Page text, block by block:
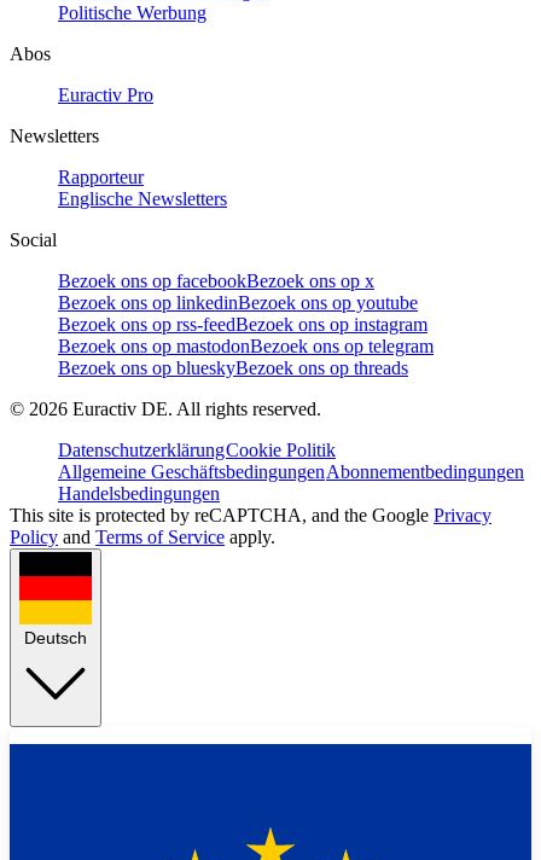
Politische Werbung
Abos
Euractiv Pro
Newsletters
Rapporteur
Englische Newsletters
Social
Bezoek ons op facebookBezoek ons op x
Bezoek ons op linkedinBezoek ons op youtube
Bezoek ons op rss-feedBezoek ons op instagram
Bezoek ons op mastodonBezoek ons op telegram
Bezoek ons op blueskyBezoek ons op threads
© 2026 Euractiv DE. All rights reserved.
DatenschutzerklärungCookie Politik
Allgemeine GeschäftsbedingungenAbonnementbedingungen
Handelsbedingungen
This site is protected by reCAPTCHA, and the Google Privacy
Policy and Terms of Service apply.
Deutsch